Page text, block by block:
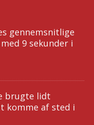
gennemsnitlige
9 sekunder i
brugte lidt
komme af sted i